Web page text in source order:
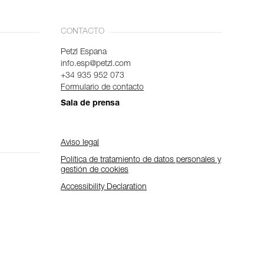
CONTACTO
Petzl Espana
info.esp@petzl.com
+34 935 952 073
Formulario de contacto
Sala de prensa
Aviso legal
Política de tratamiento de datos personales y
gestión de cookies
Accessibility Declaration